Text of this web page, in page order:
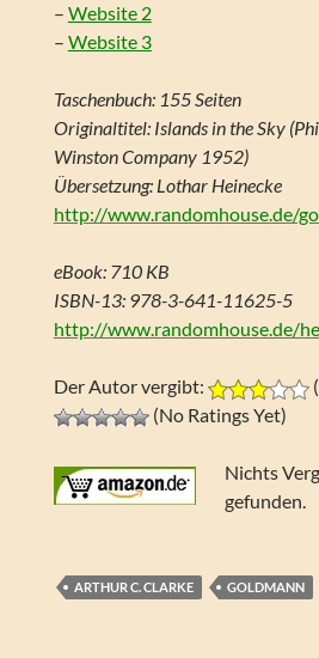
– Website 2
– Website 3
Taschenbuch: 155 Seiten
Originaltitel: Islands in the Sky
Winston Company 1952)
Übersetzung: Lothar Heinecke
http://www.randomhouse.de/
eBook: 710 KB
ISBN-13: 978-3-641-11625-5
http://www.randomhouse.de/
Der Autor vergibt:
(No Ratings Yet)
Nichts
gefunden.
ARTHUR C. CLARKE GOLDMANN